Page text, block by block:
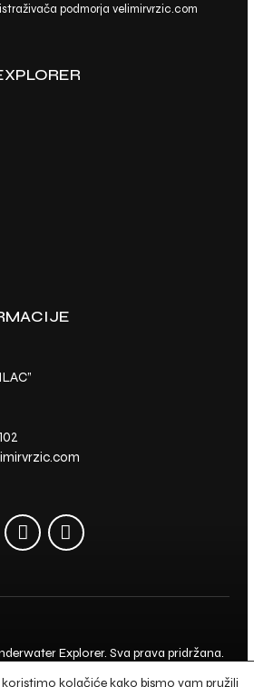
Nacionalnog parka
Brijuni
motion video
Što se dogodi kada
RONILAČKOM
podmorja velimirvrzic.com
Explorer. Sva prava pridržana.
kolačiće kako bismo vam pružili